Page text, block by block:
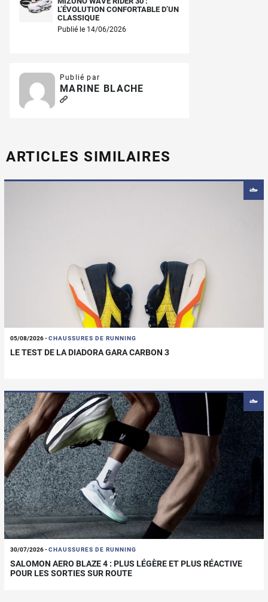
L’ÉVOLUTION CONFORTABLE D’UN
CLASSIQUE
Publié le 14/06/2026
Publié par
MARINE BLACHE
ARTICLES SIMILAIRES
05/08/2026-CHAUSSURES DE RUNNING
LE TEST DE LA DIADORA GARA CARBON 3
30/07/2026-CHAUSSURES DE RUNNING
SALOMON AERO BLAZE 4 : PLUS LÉGÈRE ET PLUS RÉACTIVE
POUR LES SORTIES SUR ROUTE